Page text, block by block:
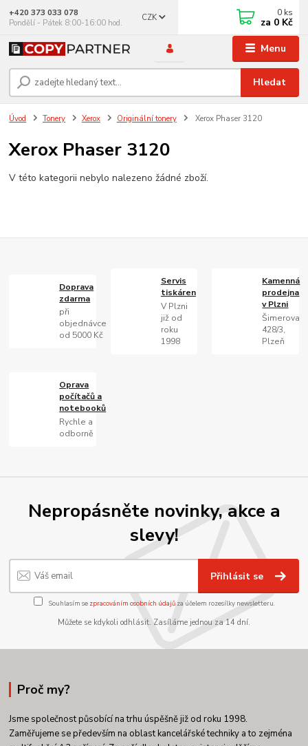
Menu
CZK
Hledat
+420 373 033 078
Pondělí - Pátek 8:00-16:00 hod.
0 ks
za 0 Kč
Úvod Tonery Xerox Originální tonery Xerox Phaser 3120
Xerox Phaser 3120
V této kategorii nebylo nalezeno žádné zboží.
Doprava
zdarma
při
objednávce
od 5000 Kč
Servis
tiskáren
V Plzni
již od
roku
1998
Kamenná
prodejna
v Plzni
Šimerova
428/3,
Plzeň
Oprava
počítačů a
notebooků
Rychle a
odborně
Nepropásněte novinky, akce a
slevy!
Přihlásit se
Souhlasím se zpracováním osobních údajůza účelem rozesílky newsletteru.
Můžete se kdykoli odhlásit. Zasíláme jednou za 14 dní.
Proč my?
Jsme společnost působící na trhu úspěšně již od roku 1998.
Zaměřujeme se především na oblast kancelářské techniky a to zejména